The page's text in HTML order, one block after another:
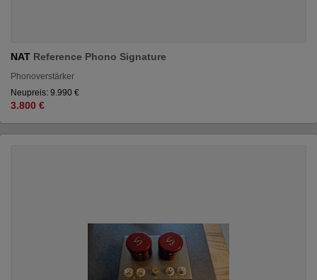
NAT Reference Phono Signature
Phonoverstärker
Neupreis: 9.990 €
3.800 €